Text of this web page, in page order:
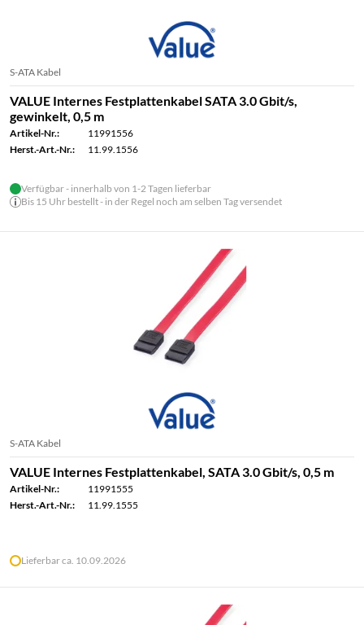
S-ATA Kabel
VALUE Internes Festplattenkabel SATA 3.0 Gbit/s,
gewinkelt, 0,5 m
Artikel-Nr.:
11991556
Herst.-Art.-Nr.:
11.99.1556
Verfügbar - innerhalb von 1-2 Tagen lieferbar
Bis 15 Uhr bestellt - in der Regel noch am selben Tag versendet
S-ATA Kabel
VALUE Internes Festplattenkabel, SATA 3.0 Gbit/s, 0,5 m
Artikel-Nr.:
11991555
Herst.-Art.-Nr.:
11.99.1555
Lieferbar ca. 10.09.2026